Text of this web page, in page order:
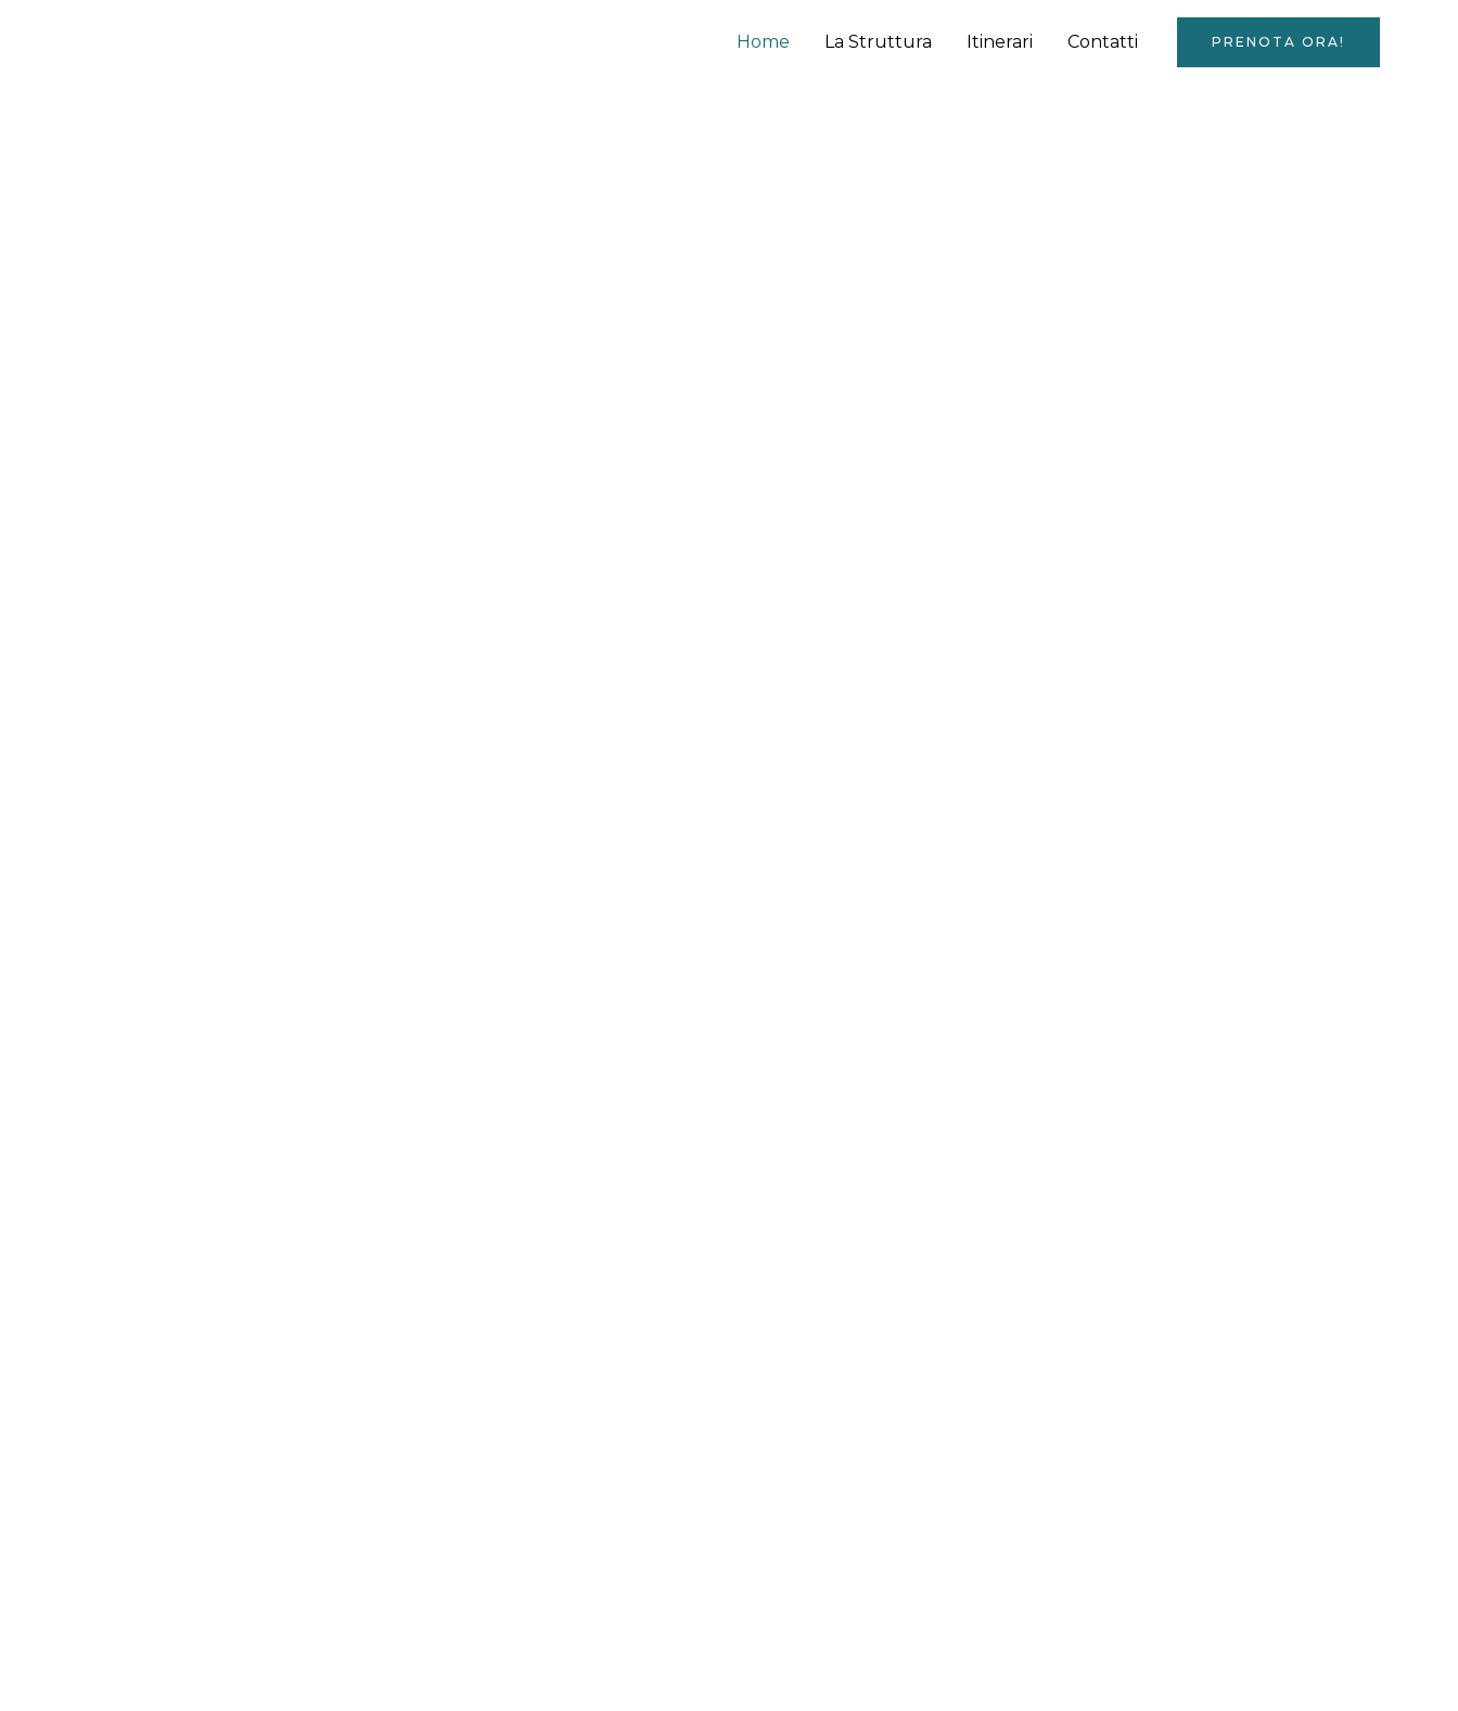
Home La Struttura Itinerari Contatti PRENOTA ORA!